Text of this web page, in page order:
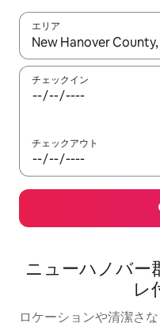
エリア
検索結果が表示されたら
チェックイン
チェックアウト
ニューハノバー
レ
ロケーションや清潔さ